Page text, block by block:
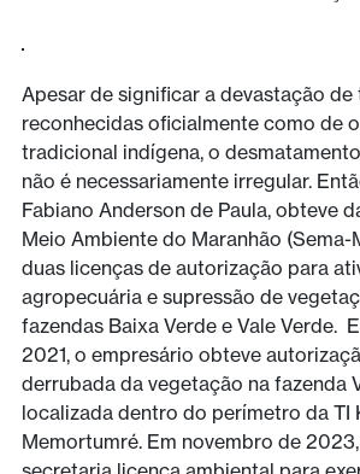
Apesar de significar a devastação de
reconhecidas oficialmente como de
tradicional indígena, o
não é necessariamente irregular.
Fabiano Anderson de Paula, obteve
Meio Ambiente do Maranhão (Sema-
duas licenças de autorização para
agropecuária e supressão de
fazendas Baixa Verde e Vale Verde.
2021, o empresário obteve
derrubada da vegetação na fazenda
localizada dentro do perímetro da TI
Memortumré. Em novembro de